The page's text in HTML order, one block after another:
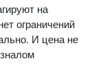
на
ограничений
И цена не